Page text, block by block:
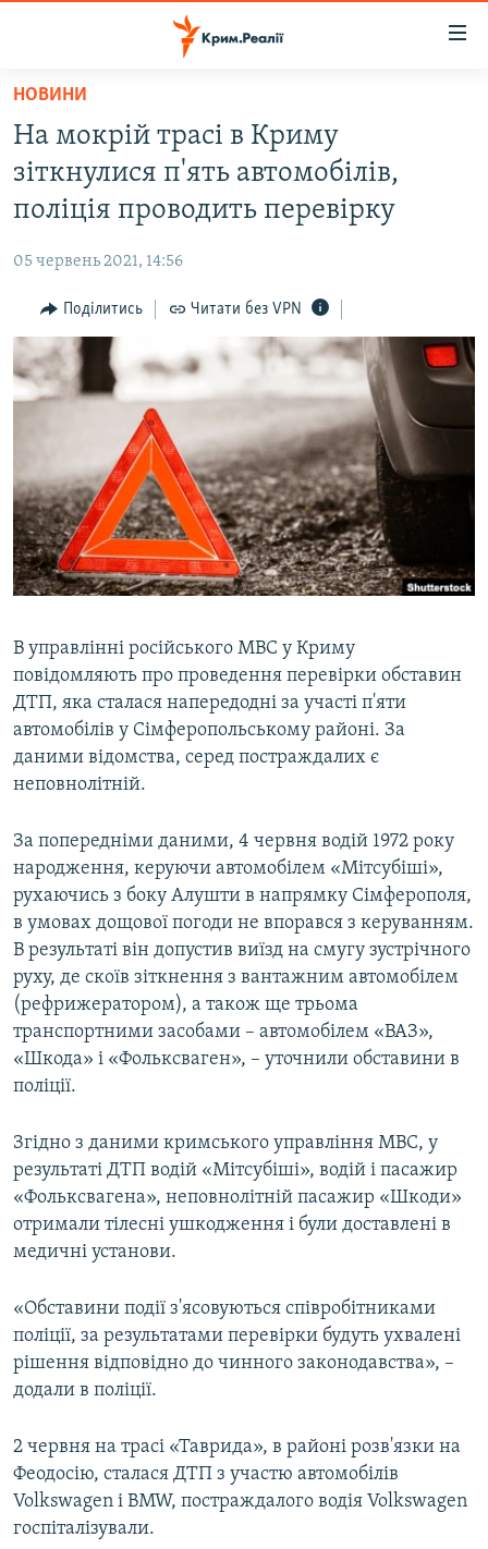
Перейти
основного
матеріалу
Перейти
до
основної
навігації
Перейти
до
пошуку
ВОДА.КРИМ
ВІДЕО ТА ФОТО
БЛОГИ
ПОГЛЯД
ІНТЕРВ'Ю
ВСЕ ЗА ДЕНЬ
СПЕЦПРОЕКТИ
ДЕПОРТАЦІЯ
ВІДЕОУРОКИ «ELIFBE»
СВІДЧЕННЯ ОКУПАЦІЇ
УКРАЇНСЬКА ПРОБЛЕМА КРИМУ
ЯК ОБІЙТИ БЛОКУВАННЯ
Русский
Qırımtatar
Усі сайти RFE/RL
НОВИНИ
На мокрій трасі в Криму
зіткнулися п'ять автомобілів,
поліція проводить перевірку
05 червень 2021, 14:56
Поділитись Читати без VPN
В управлінні російського МВС у Криму
повідомляють про проведення перевірки обставин
ДТП, яка сталася напередодні за участі п'яти
автомобілів у Сімферопольському районі. За
даними відомства, серед постраждалих є
неповнолітній.
За попередніми даними, 4 червня водій 1972 року
народження, керуючи автомобілем «Мітсубіші»,
рухаючись з боку Алушти в напрямку Сімферополя,
в умовах дощової погоди не впорався з керуванням.
В результаті він допустив виїзд на смугу зустрічного
руху, де скоїв зіткнення з вантажним автомобілем
(рефрижератором), а також ще трьома
транспортними засобами – автомобілем «ВАЗ»,
«Шкода» і «Фольксваген», – уточнили обставини в
поліції.
Згідно з даними кримського управління МВС, у
результаті ДТП водій «Мітсубіші», водій і пасажир
«Фольксвагена», неповнолітній пасажир «Шкоди»
отримали тілесні ушкодження і були доставлені в
медичні установи.
«Обставини події з'ясовуються співробітниками
поліції, за результатами перевірки будуть ухвалені
рішення відповідно до чинного законодавства», –
додали в поліції.
2 червня на трасі «Таврида», в районі розв'язки на
Феодосію, сталася ДТП з участю автомобілів
Volkswagen і BMW, постраждалого водія Volkswagen
госпіталізували.